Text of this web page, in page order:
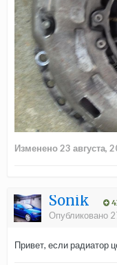
Изменено23 августа,
Sonik
Опубликовано
Привет, если радиатор